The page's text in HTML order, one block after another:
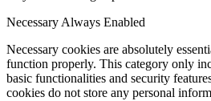
NecessaryAlways Enabled
Necessary cookies are absolutely
function properly. This category only
basic functionalities and security
cookies do not store any personal